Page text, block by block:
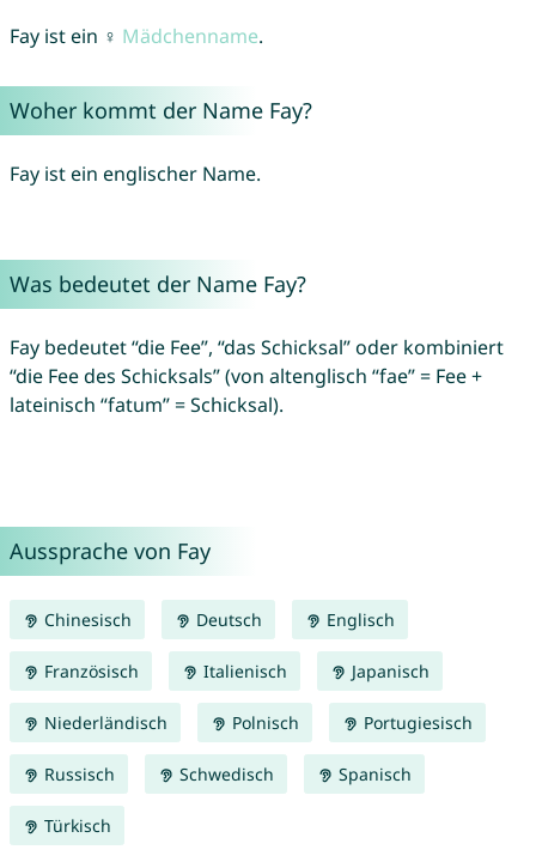
Fay ist ein ♀ Mädchenname.
Woher kommt der Name Fay?
Fay ist ein englischer Name.
Was bedeutet der Name Fay?
Fay bedeutet “die Fee”, “das Schicksal” oder kombiniert
“die Fee des Schicksals” (von altenglisch “fae” = Fee +
lateinisch “fatum” = Schicksal).
Aussprache von Fay
Chinesisch Deutsch Englisch
Französisch Italienisch Japanisch
Niederländisch Polnisch Portugiesisch
Russisch Schwedisch Spanisch
Türkisch